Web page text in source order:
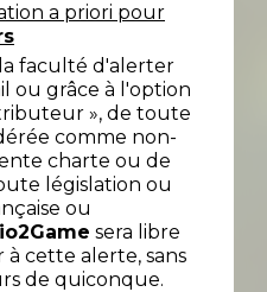
a priori pour
faculté d'alerter
ou grâce à l'option
», de toute
comme non-
charte ou de
législation ou
ou
sera libre
à cette alerte, sans
de quiconque.